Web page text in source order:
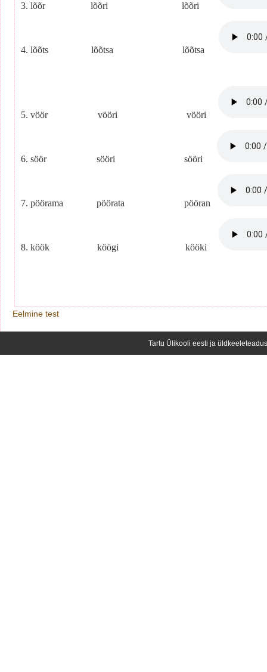
3. lõõr lõõri lõõri
4. lõõts lõõtsa lõõtsa
5. vöör vööri vööri
6. söör sööri sööri
7. pöörama pöörata pööran
8. köök köögi kööki
Eelmine test
Tartu Ülikooli eesti ja